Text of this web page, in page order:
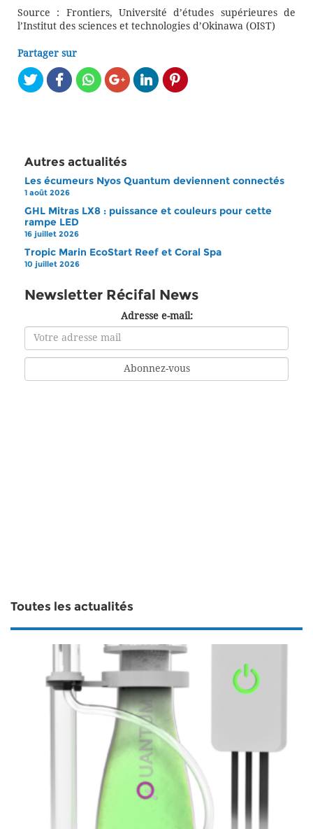
Source : Frontiers, Université d’études supérieures de
l’Institut des sciences et technologies d’Okinawa (OIST)
Partager sur
Autres actualités
Les écumeurs Nyos Quantum deviennent connectés
1 août 2026
GHL Mitras LX8 : puissance et couleurs pour cette
rampe LED
16 juillet 2026
Tropic Marin EcoStart Reef et Coral Spa
10 juillet 2026
Newsletter Récifal News
Adresse e-mail:
Toutes les actualités